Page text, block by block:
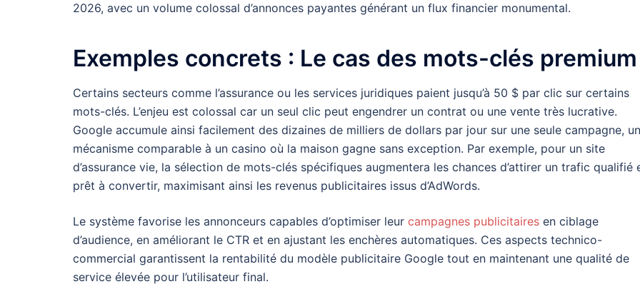
2026, avec un volume colossal d’annonces payantes générant un flux financier monumental.
Exemples concrets : Le cas des mots-clés premium
Certains secteurs comme l’assurance ou les services juridiques paient jusqu’à 50 $ par clic sur certains
mots-clés. L’enjeu est colossal car un seul clic peut engendrer un contrat ou une vente très lucrative.
Google accumule ainsi facilement des dizaines de milliers de dollars par jour sur une seule campagne, un
mécanisme comparable à un casino où la maison gagne sans exception. Par exemple, pour un site
d’assurance vie, la sélection de mots-clés spécifiques augmentera les chances d’attirer un trafic qualifié
prêt à convertir, maximisant ainsi les revenus publicitaires issus d’AdWords.
Le système favorise les annonceurs capables d’optimiser leur campagnes publicitaires en ciblage
d’audience, en améliorant le CTR et en ajustant les enchères automatiques. Ces aspects technico-
commercial garantissent la rentabilité du modèle publicitaire Google tout en maintenant une qualité de
service élevée pour l’utilisateur final.